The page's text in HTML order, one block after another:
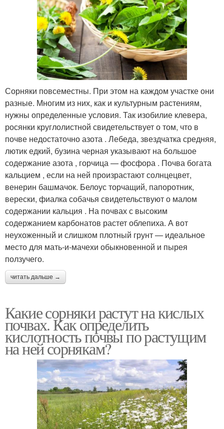
Сорняки повсеместны. При этом на каждом участке они
разные. Многим из них, как и культурным растениям,
нужны определенные условия. Так изобилие клевера,
росянки круглолистной свидетельствует о том, что в
почве недостаточно азота . Лебеда, звездчатка средняя,
лютик едкий, бузина черная указывают на большое
содержание азота , горчица — фосфора . Почва богата
кальцием , если на ней произрастают солнцецвет,
венерин башмачок. Белоус торчащий, папоротник,
верески, фиалка собачья свидетельствуют о малом
содержании кальция . На почвах с высоким
содержанием карбонатов растет облепиха. А вот
неухоженный и слишком плотный грунт — идеальное
место для мать-и-мачехи обыкновенной и пырея
ползучего.
читать дальше →
Какие сорняки растут на кислых
почвах. Как определить
кислотность почвы по растущим
на ней сорнякам?